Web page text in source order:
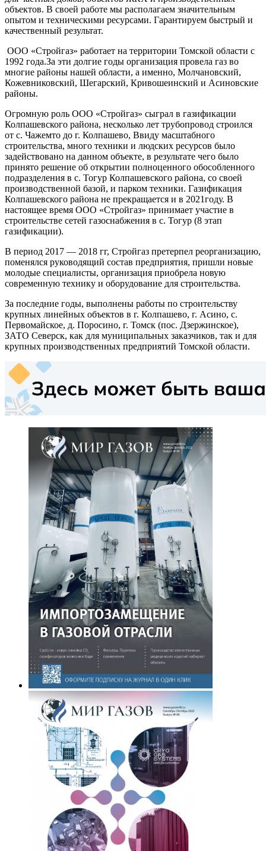
объектов. В своей работе мы располагаем значительным
опытом и техническими ресурсами. Гарантируем быстрый и
качественный результат.
ООО «Стройгаз» работает на территории Томской области с
1992 года.За эти долгие годы организация провела газ во
многие районы нашей области, а именно, Молчановский,
Кожевниковский, Шегарский, Кривошеинский и Асиновские
районы.
Огромную роль ООО «Стройгаз» сыграл в газификации
Колпашевского района, несколько лет трубопровод строился
от с. Чажемто до г. Колпашево, Ввиду масштабного
строительства, много техники и людских ресурсов было
задействовано на данном объекте, в результате чего было
принято решение об открытии полноценного обособленного
подразделения в с. Тогур Колпашевского района, со своей
производственной базой, и парком техники. Газификация
Колпашевского района не прекращается и в 2021году. В
настоящее время ООО «Стройгаз» принимает участие в
строительстве сетей газоснабжения в с. Тогур (8 этап
газификации).
В период 2017 — 2018 гг, Стройгаз претерпел реорганизацию,
поменялся руководящий состав предприятия, пришли новые
молодые специалисты, организация приобрела новую
современную технику и оборудование для строительства.
За последние годы, выполнены работы по строительству
крупных линейных объектов в г. Колпашево, г. Асино, с.
Первомайское, д. Поросино, г. Томск (пос. Дзержинское),
ЗАТО Северск, как для муниципальных заказчиков, так и для
крупных производственных предприятий Томской области.